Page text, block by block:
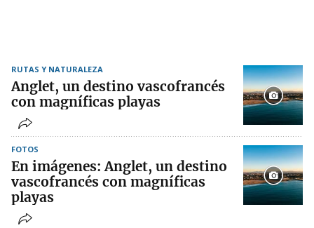
RUTAS Y NATURALEZA
Anglet, un destino vascofrancés
con magníficas playas
FOTOS
En imágenes: Anglet, un destino
vascofrancés con magníficas
playas